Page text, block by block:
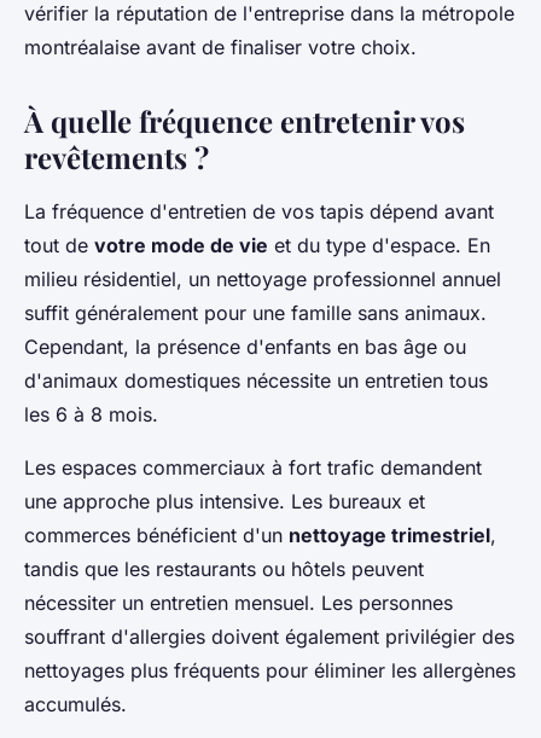
vérifier la réputation de l'entreprise dans la métropole
montréalaise avant de finaliser votre choix.
À quelle fréquence entretenir vos
revêtements ?
La fréquence d'entretien de vos tapis dépend avant
tout de votre mode de vie et du type d'espace. En
milieu résidentiel, un nettoyage professionnel annuel
suffit généralement pour une famille sans animaux.
Cependant, la présence d'enfants en bas âge ou
d'animaux domestiques nécessite un entretien tous
les 6 à 8 mois.
Les espaces commerciaux à fort trafic demandent
une approche plus intensive. Les bureaux et
commerces bénéficient d'un nettoyage trimestriel,
tandis que les restaurants ou hôtels peuvent
nécessiter un entretien mensuel. Les personnes
souffrant d'allergies doivent également privilégier des
nettoyages plus fréquents pour éliminer les allergènes
accumulés.